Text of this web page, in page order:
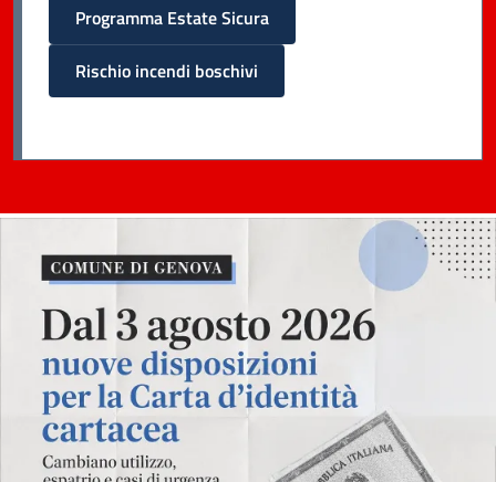
Programma Estate Sicura
Rischio incendi boschivi